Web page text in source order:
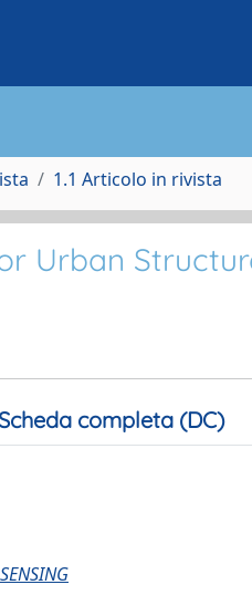
1.1 Articolo in rivista
Urban
completa (DC)